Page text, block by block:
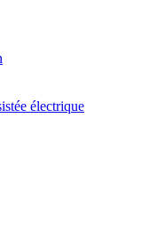
électrique